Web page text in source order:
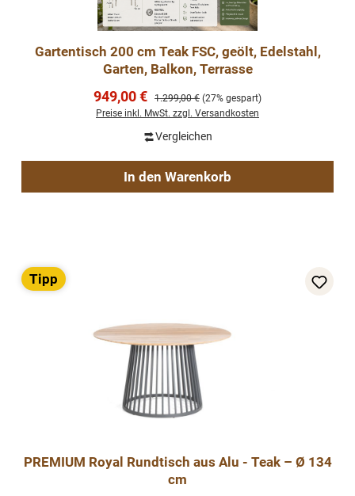
Gartentisch 200 cm Teak FSC, geölt, Edelstahl,
Garten, Balkon, Terrasse
Verkaufspreis:
949,00 € Regulärer Preis:
1.299,00 € (27% gespart)
Preise inkl. MwSt. zzgl. Versandkosten
Vergleichen
In den Warenkorb
Tipp
PREMIUM Royal Rundtisch aus Alu - Teak – Ø 134
cm